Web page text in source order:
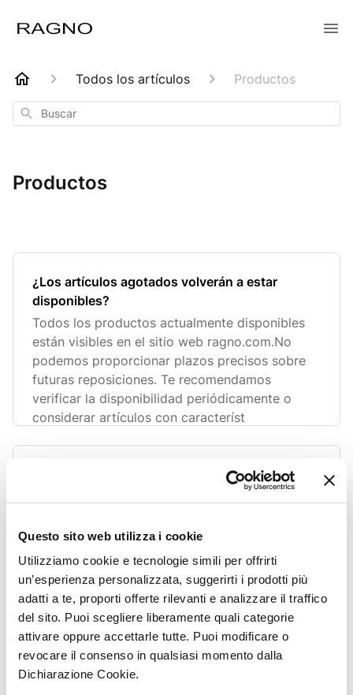
Questo sito web utilizza i cookie
Utilizziamo cookie e tecnologie simili per offrirti
un’esperienza personalizzata, suggerirti i prodotti più
adatti a te, proporti offerte rilevanti e analizzare il traffico
del sito. Puoi scegliere liberamente quali categorie
attivare oppure accettarle tutte. Puoi modificare o
revocare il consenso in qualsiasi momento dalla
Dichiarazione Cookie.
Todos los artículos Productos
Buscar
Productos
¿Los artículos agotados volverán a estar
disponibles?
Todos los productos actualmente disponibles
están visibles en el sitio web ragno.com.No
podemos proporcionar plazos precisos sobre
futuras reposiciones. Te recomendamos
verificar la disponibilidad periódicamente o
considerar artículos con característ
¿Dónde puedo encontrar el nombre o el código
se indicará el nombre y el código del artículo.
De lo contrario, podrás encontrar el modelo del
producto en la etiqueta interior.
¿El ajuste es el mismo para todas las prendas?
Para cada categoría de producto tratamos de